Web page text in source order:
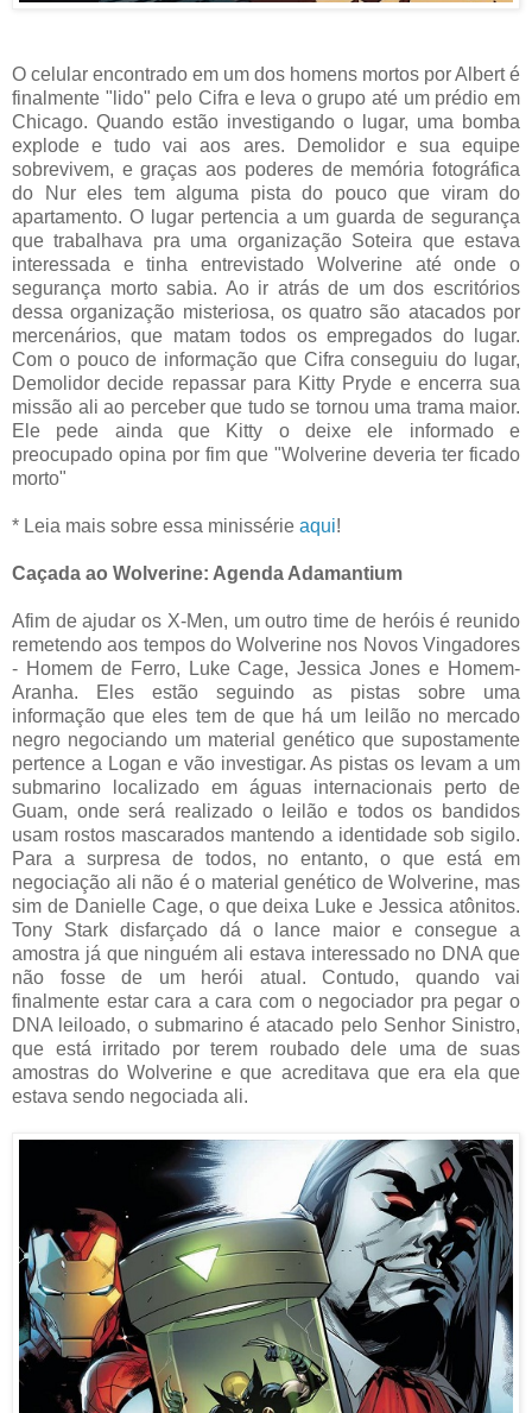
O celular encontrado em um dos homens mortos por Albert é
finalmente "lido" pelo Cifra e leva o grupo até um prédio em
Chicago. Quando estão investigando o lugar, uma bomba
explode e tudo vai aos ares. Demolidor e sua equipe
sobrevivem, e graças aos poderes de memória fotográfica
do Nur eles tem alguma pista do pouco que viram do
apartamento. O lugar pertencia a um guarda de segurança
que trabalhava pra uma organização Soteira que estava
interessada e tinha entrevistado Wolverine até onde o
segurança morto sabia. Ao ir atrás de um dos escritórios
dessa organização misteriosa, os quatro são atacados por
mercenários, que matam todos os empregados do lugar.
Com o pouco de informação que Cifra conseguiu do lugar,
Demolidor decide repassar para Kitty Pryde e encerra sua
missão ali ao perceber que tudo se tornou uma trama maior.
Ele pede ainda que Kitty o deixe ele informado e
preocupado opina por fim que "Wolverine deveria ter ficado
morto"
* Leia mais sobre essa minissérie aqui!
Caçada ao Wolverine: Agenda Adamantium
Afim de ajudar os X-Men, um outro time de heróis é reunido
remetendo aos tempos do Wolverine nos Novos Vingadores
- Homem de Ferro, Luke Cage, Jessica Jones e Homem-
Aranha. Eles estão seguindo as pistas sobre uma
informação que eles tem de que há um leilão no mercado
negro negociando um material genético que supostamente
pertence a Logan e vão investigar. As pistas os levam a um
submarino localizado em águas internacionais perto de
Guam, onde será realizado o leilão e todos os bandidos
usam rostos mascarados mantendo a identidade sob sigilo.
Para a surpresa de todos, no entanto, o que está em
negociação ali não é o material genético de Wolverine, mas
sim de Danielle Cage, o que deixa Luke e Jessica atônitos.
Tony Stark disfarçado dá o lance maior e consegue a
amostra já que ninguém ali estava interessado no DNA que
não fosse de um herói atual. Contudo, quando vai
finalmente estar cara a cara com o negociador pra pegar o
DNA leiloado, o submarino é atacado pelo Senhor Sinistro,
que está irritado por terem roubado dele uma de suas
amostras do Wolverine e que acreditava que era ela que
estava sendo negociada ali.